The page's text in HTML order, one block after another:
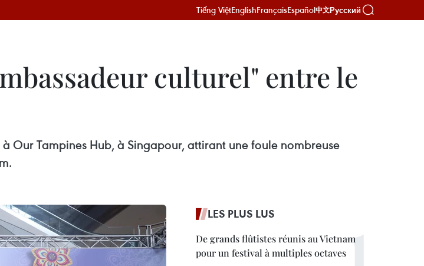
Tiếng ViệtEnglishFrançaisEspañol中文Русский
culturel" entre le
Our Tampines Hub, à Singapour, attirant une foule nombreuse
LES PLUS LUS
De grands flûtistes réunis au Vietnam
pour un festival à multiples octaves